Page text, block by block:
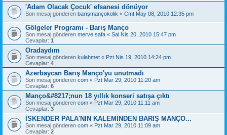
'Adam Olacak Çocuk' efsanesi dönüyor
Son mesaj gönderen barışmançokolik « Cmt May 08, 2010 12:35 pm
Gölgeler Programı - Barış Manço
Son mesaj gönderen merve safa « Sal Nis 20, 2010 15:47 pm
Cevaplar: 1
Oradaydım
Son mesaj gönderen kulahmet « Pzt Nis 19, 2010 14:24 pm
Cevaplar: 4
Azerbaycan Barış Manço'yu unutmadı
Son mesaj gönderen com « Pzt Mar 29, 2010 11:20 am
Cevaplar: 6
Manço&#8217;nun 18 yıllık konseri satışa çıktı
Son mesaj gönderen com « Pzt Mar 29, 2010 11:11 am
Cevaplar: 3
İSKENDER PALA'NIN KALEMİNDEN BARIŞ MANÇO...
Son mesaj gönderen com « Pzt Mar 29, 2010 11:09 am
Cevaplar: 2